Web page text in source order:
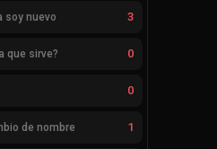
soy nuevo 3
que sirve? 0
0
de nombre 1